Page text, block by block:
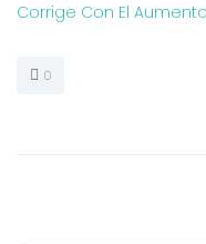
Corrige Con El
0